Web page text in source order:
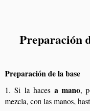
Preparación
Preparación de la base
1. Si la haces a mano,
mezcla, con las manos,